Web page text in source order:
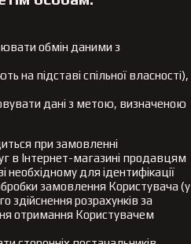
обмін даними з
на підставі спільної власності),
дані з метою, визначеною
при замовленні
в Інтернет-магазині продавцям
необхідному для ідентифікації
замовлення Користувача (у
здійснення розрахунків за
отримання Користувачем